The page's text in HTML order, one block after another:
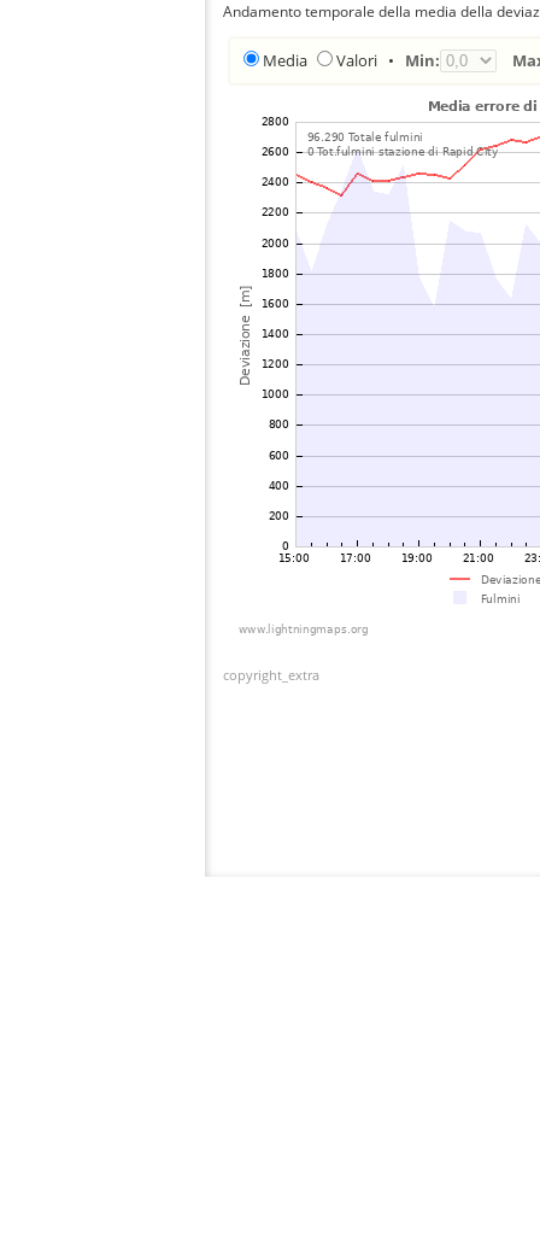
Andamento temporale della media della
Media Valori • Min:
copyright_extra